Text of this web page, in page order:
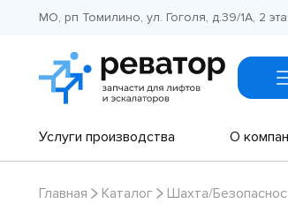
МО, рп Томилино, ул. Гоголя, д.39/1А, 2
Услуги производства О
Главная Каталог Шахта/